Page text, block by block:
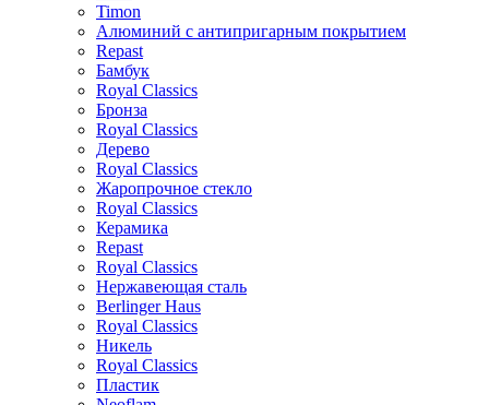
Timon
Алюминий с антипригарным покрытием
Repast
Бамбук
Royal Classics
Бронза
Royal Classics
Дерево
Royal Classics
Жаропрочное стекло
Royal Classics
Керамика
Repast
Royal Classics
Нержавеющая сталь
Berlinger Haus
Royal Classics
Никель
Royal Classics
Пластик